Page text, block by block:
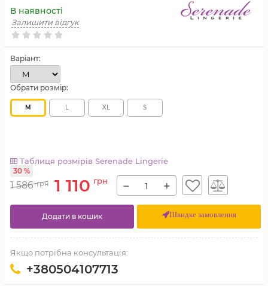
Залишити відгук
В наявності
Варіант:
Обрати розмір:
M L XL S
Таблиця розмірів Serenade Lingerie
1 586 грн 1 110 грн
30 %
− +
Додати в кошик Швидке замовлення
Якщо потрібна консультація:
+380504107713